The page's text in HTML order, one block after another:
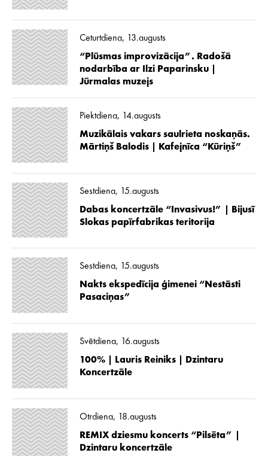
Ceturtdiena, 13.augusts
“Plūsmas improvizācija”. Radošā
nodarbība ar Ilzi Paparinsku |
Jūrmalas muzejs
Piektdiena, 14.augusts
Muzikālais vakars saulrieta noskaņās.
Mārtiņš Balodis | Kafejnīca “Kūriņš”
Sestdiena, 15.augusts
Dabas koncertzāle “Invasivus!” | Bijusī
Slokas papīrfabrikas teritorija
Sestdiena, 15.augusts
Nakts ekspedīcija ģimenei “Nestāsti
Pasaciņas”
Svētdiena, 16.augusts
100% | Lauris Reiniks | Dzintaru
Koncertzāle
Otrdiena, 18.augusts
REMIX dziesmu koncerts “Pilsēta” |
Dzintaru koncertzāle